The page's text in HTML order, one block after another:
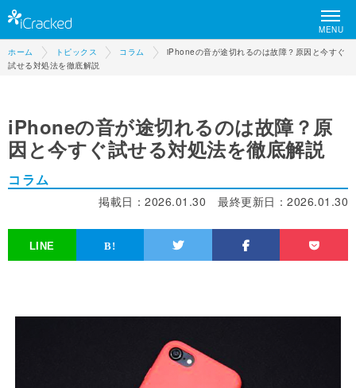
MENU
ホーム トピックス コラム
iPhoneの音が途切れるのは故障？原因と今すぐ
試せる対処法を徹底解説
iPhoneの音が途切れるのは故障？原
因と今すぐ試せる対処法を徹底解説
コラム
最終更新日： 2026.01.30
掲載日： 2026.01.30